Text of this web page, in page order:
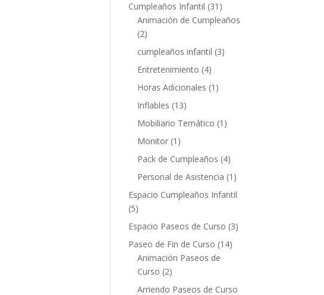
Cumpleaños Infantil (31)
Animación de Cumpleaños
(2)
cumpleaños infantil (3)
Entretenimiento (4)
Horas Adicionales (1)
Inflables (13)
Mobiliario Temático (1)
Monitor (1)
Pack de Cumpleaños (4)
Personal de Asistencia (1)
Espacio Cumpleaños Infantil
(5)
Espacio Paseos de Curso (3)
Paseo de Fin de Curso (14)
Animación Paseos de
Curso (2)
Arriendo Paseos de Curso